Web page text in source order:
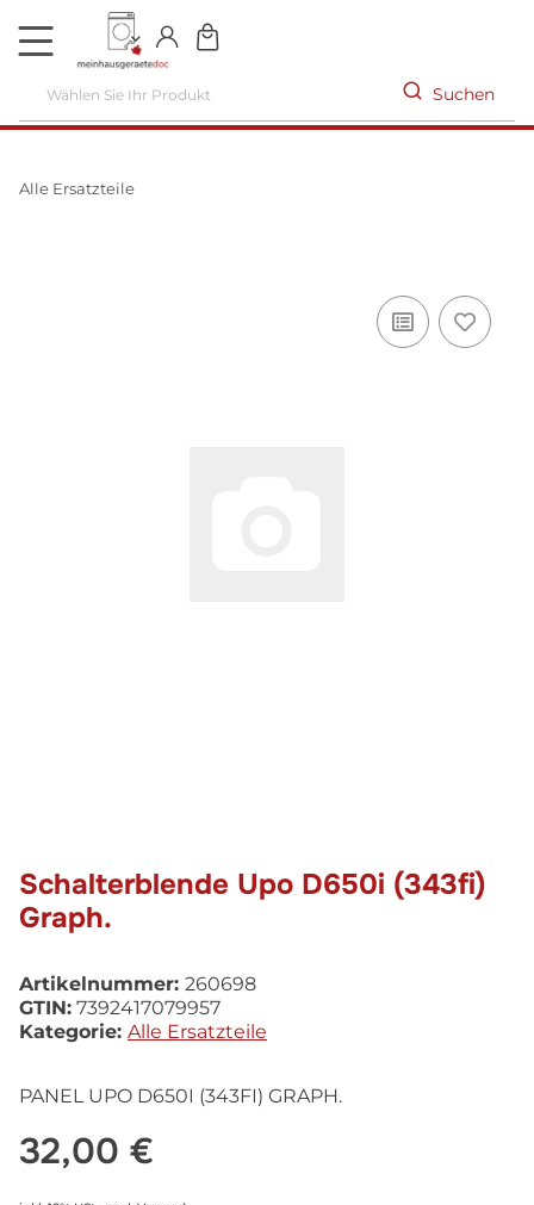
DE
Suchen
Alle Ersatzteile
Schalterblende Upo D650i (343fi)
Graph.
Artikelnummer: 260698
GTIN: 7392417079957
Kategorie: Alle Ersatzteile
PANEL UPO D650I (343FI) GRAPH.
32,00 €